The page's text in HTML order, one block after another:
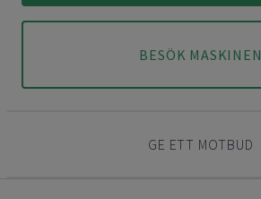
BESÖK MASKINEN
GE ETT MOTBUD